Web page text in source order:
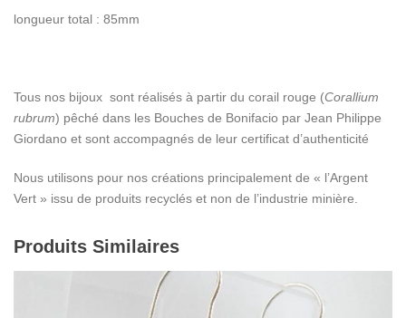
longueur total : 85mm
Tous nos bijoux sont réalisés à partir du corail rouge (Corallium
rubrum) pêché dans les Bouches de Bonifacio par Jean Philippe
Giordano et sont accompagnés de leur certificat d’authenticité
Nous utilisons pour nos créations principalement de « l’Argent
Vert » issu de produits recyclés et non de l’industrie minière.
Produits Similaires